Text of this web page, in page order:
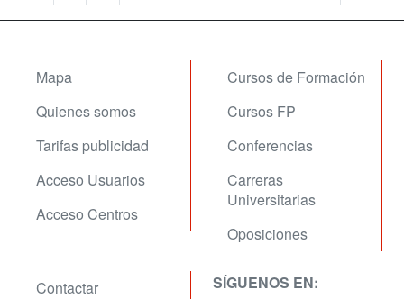
Mapa
Quienes somos
Tarifas publicidad
Acceso Usuarios
Acceso Centros
Cursos de Formación
Cursos FP
Conferencias
Carreras
Universitarias
Oposiciones
Contactar
SÍGUENOS EN: